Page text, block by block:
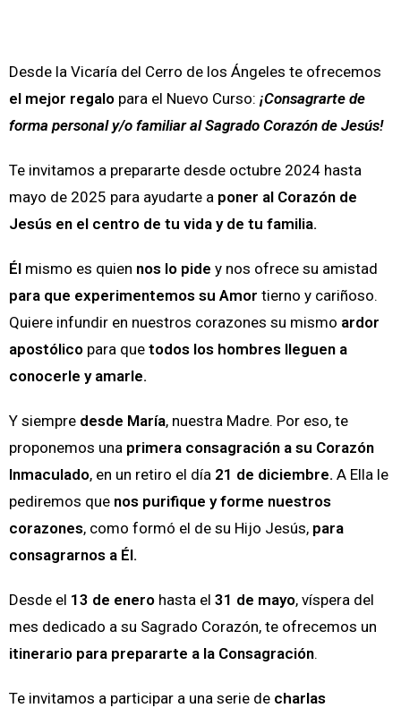
Desde la Vicaría del Cerro de los Ángeles te ofrecemos
el mejor regalo para el Nuevo Curso: ¡Consagrarte de
forma personal y/o familiar al Sagrado Corazón de Jesús!
Te invitamos a prepararte desde octubre 2024 hasta
mayo de 2025 para ayudarte a poner al Corazón de
Jesús en el centro de tu vida y de tu familia.
Él mismo es quien nos lo pide y nos ofrece su amistad
para que experimentemos su Amor tierno y cariñoso.
Quiere infundir en nuestros corazones su mismo ardor
apostólico para que todos los hombres lleguen a
conocerle y amarle.
Y siempre desde María, nuestra Madre. Por eso, te
proponemos una primera consagración a su Corazón
Inmaculado, en un retiro el día 21 de diciembre. A Ella le
pediremos que nos purifique y forme nuestros
corazones, como formó el de su Hijo Jesús, para
consagrarnos a Él.
Desde el 13 de enero hasta el 31 de mayo, víspera del
mes dedicado a su Sagrado Corazón, te ofrecemos un
itinerario para prepararte a la Consagración.
Te invitamos a participar a una serie de charlas